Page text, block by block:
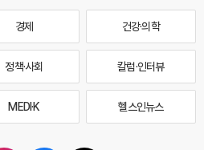
경제 건강·의학
정책·사회 칼럼·인터뷰
MEDI·K 헬스인뉴스